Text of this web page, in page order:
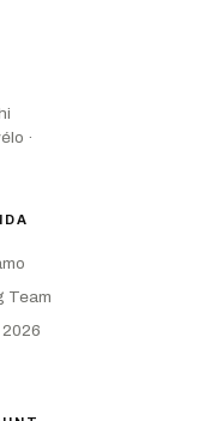
·
Team